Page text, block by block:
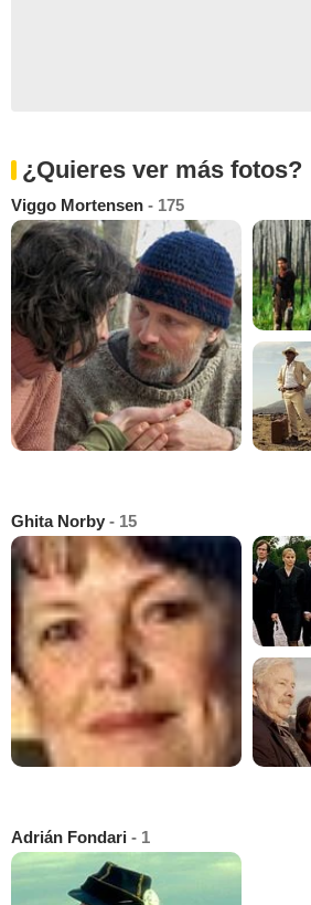
¿Quieres ver más fotos?
Viggo Mortensen - 175
Ghita Norby - 15
Adrián Fondari - 1